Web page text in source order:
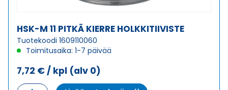
HSK-M 11 PITKÄ KIERRE HOLKKITIIVISTE
Tuotekoodi 1609110060
Toimitusaika: 1-7 päivää
7,72 € / kpl (alv 0)
HSK-